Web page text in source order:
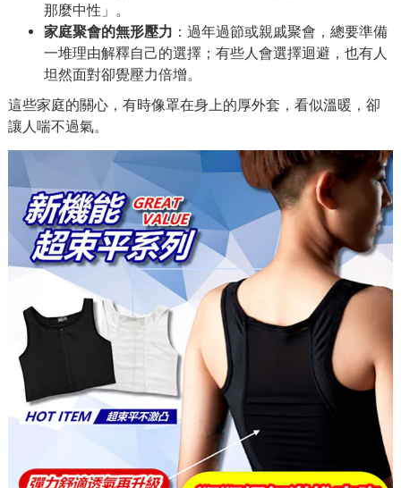
那麼中性」。
家庭聚會的無形壓力 ：過年過節或親戚聚會，總要準備
一堆理由解釋自己的選擇；有些人會選擇迴避，也有人
坦然面對卻覺壓力倍增。
這些家庭的關心，有時像罩在身上的厚外套，看似溫暖，卻
讓人喘不過氣。